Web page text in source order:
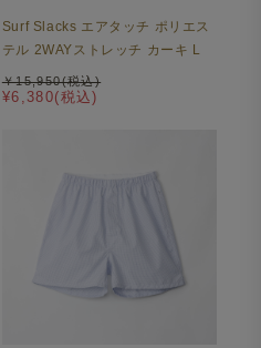
Surf Slacks エアタッチ ポリエス
テル 2WAYストレッチ カーキ L
¥6,380(税込)
￥15,950(税込)